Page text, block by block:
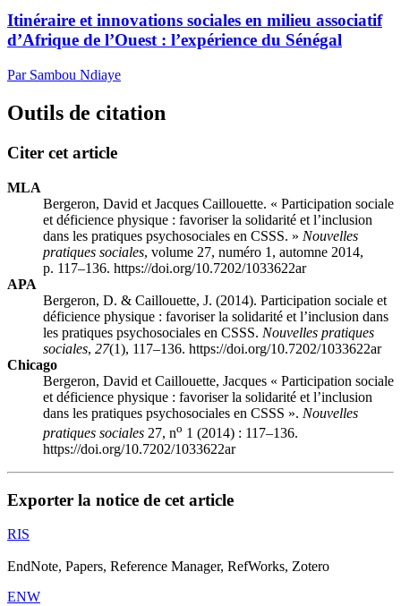
Itinéraire et innovations sociales en milieu associatif
d’Afrique de l’Ouest : l’expérience du Sénégal
Par Sambou Ndiaye
Outils de citation
Citer cet article
MLA
Bergeron, David et Jacques Caillouette. « Participation sociale
et déficience physique : favoriser la solidarité et l’inclusion
dans les pratiques psychosociales en CSSS. » Nouvelles
pratiques sociales, volume 27, numéro 1, automne 2014,
p. 117–136. https://doi.org/10.7202/1033622ar
APA
Bergeron, D. & Caillouette, J. (2014). Participation sociale et
déficience physique : favoriser la solidarité et l’inclusion dans
les pratiques psychosociales en CSSS. Nouvelles pratiques
sociales, 27(1), 117–136. https://doi.org/10.7202/1033622ar
Chicago
Bergeron, David et Caillouette, Jacques « Participation sociale
et déficience physique : favoriser la solidarité et l’inclusion
dans les pratiques psychosociales en CSSS ». Nouvelles
pratiques sociales 27, no 1 (2014) : 117–136.
https://doi.org/10.7202/1033622ar
Exporter la notice de cet article
RIS
EndNote, Papers, Reference Manager, RefWorks, Zotero
ENW